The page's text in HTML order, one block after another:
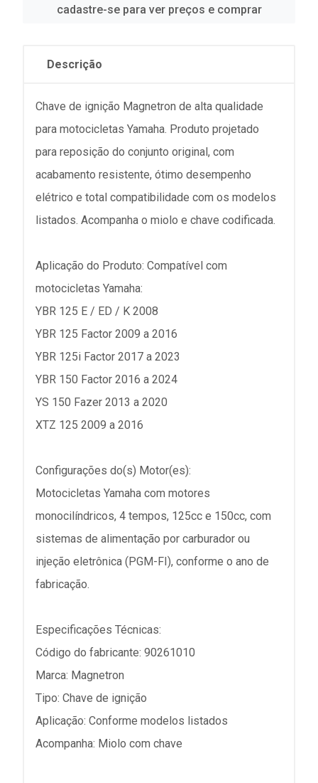
cadastre-se para ver preços e comprar
Descrição
Chave de ignição Magnetron de alta qualidade
para motocicletas Yamaha. Produto projetado
para reposição do conjunto original, com
acabamento resistente, ótimo desempenho
elétrico e total compatibilidade com os modelos
listados. Acompanha o miolo e chave codificada.
Aplicação do Produto: Compatível com
motocicletas Yamaha:
YBR 125 E / ED / K 2008
YBR 125 Factor 2009 a 2016
YBR 125i Factor 2017 a 2023
YBR 150 Factor 2016 a 2024
YS 150 Fazer 2013 a 2020
XTZ 125 2009 a 2016
Configurações do(s) Motor(es):
Motocicletas Yamaha com motores
monocilíndricos, 4 tempos, 125cc e 150cc, com
sistemas de alimentação por carburador ou
injeção eletrônica (PGM-FI), conforme o ano de
fabricação.
Especificações Técnicas:
Código do fabricante: 90261010
Marca: Magnetron
Tipo: Chave de ignição
Aplicação: Conforme modelos listados
Acompanha: Miolo com chave